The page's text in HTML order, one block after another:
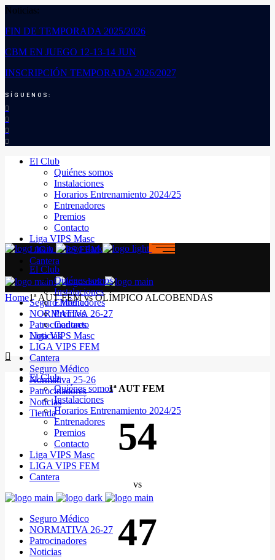
Noticias:
FIN DE TEMPORADA 2025/2026
CBM EN JUEGO 12-13-14 JUN
INSCRIPCIÓN TEMPORADA 2026/2027
SÍGUENOS:
El Club
Quiénes somos
Instalaciones
Horarios Entrenamiento 2024/25
Entrenadores
Premios
Contacto
Liga VIPS Masc
LIGA VIPS FEM
Cantera
Seguro Médico
NORMATIVA 26-27
Patrocinadores
Noticias
El Club
Quiénes somos
Instalaciones
Horarios Entrenamiento 2024/25
Entrenadores
Premios
Contacto
Liga VIPS Masc
LIGA VIPS FEM
Cantera
Seguro Médico
NORMATIVA 26-27
Patrocinadores
Noticias
El Club
Quiénes somos
Instalaciones
Entrenadores
Premios
Contacto
Liga VIPS Masc
LIGA VIPS FEM
Cantera
Seguro Médico
Normativa 25-26
Patrocinadores
Noticias
Tienda
Home1ª AUT FEM vs OLÍMPICO ALCOBENDAS
1ª AUT FEM
54
vs
47